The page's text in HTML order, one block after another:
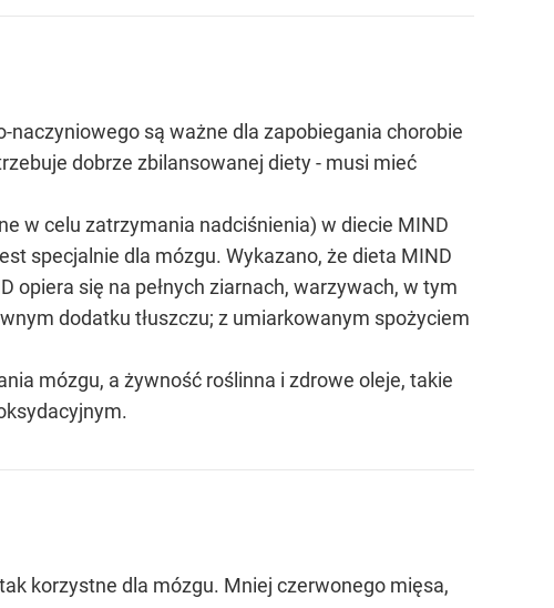
są ważne dla zapobiegania chorobie
dobrze zbilansowanej diety - musi mieć
w celu zatrzymania nadciśnienia) w diecie MIND
specjalnie dla mózgu. Wykazano, że dieta MIND
się na pełnych ziarnach, warzywach, w tym
dodatku tłuszczu; z umiarkowanym spożyciem
mózgu, a żywność roślinna i zdrowe oleje, takie
korzystne dla mózgu. Mniej czerwonego mięsa,